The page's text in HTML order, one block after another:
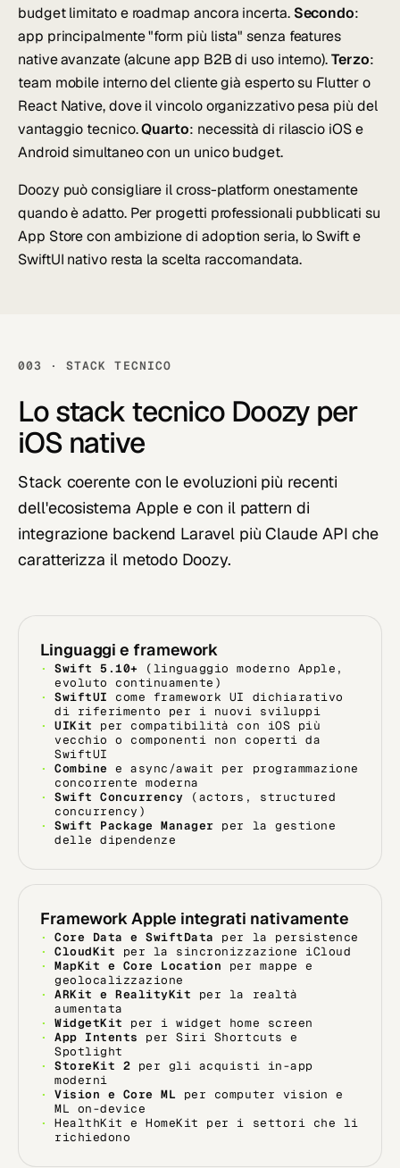
budget limitato e roadmap ancora incerta. Secondo:
app principalmente "form più lista" senza features
native avanzate (alcune app B2B di uso interno).Terzo:
team mobile interno del cliente già esperto su Flutter o
React Native, dove il vincolo organizzativo pesa più del
vantaggio tecnico.Quarto: necessità di rilascio iOS e
Android simultaneo con un unico budget.
Doozy può consigliare il cross-platform onestamente
quando è adatto. Per progetti professionali pubblicati su
App Store con ambizione di adoption seria, lo Swift e
SwiftUI nativo resta la scelta raccomandata.
003 · STACK TECNICO
Lo stack tecnico Doozy per
iOS native
Stack coerente con le evoluzioni più recenti
dell'ecosistema Apple e con il pattern di
integrazione backend Laravel più Claude API che
caratterizza il metodo Doozy.
Linguaggi e framework
Swift 5.10+
(linguaggio moderno Apple,
evoluto continuamente)
SwiftUI come framework UI dichiarativo
di riferimento per i nuovi sviluppi
UIKit per compatibilità con iOS più
vecchio o componenti non coperti da
SwiftUI
Combine e async/await per programmazione
concorrente moderna
Swift Concurrency (actors, structured
concurrency)
Swift Package Manager per la gestione
delle dipendenze
Framework Apple integrati nativamente
Core Data e SwiftData
per la persistence
CloudKit per la sincronizzazione iCloud
MapKit e Core Location per mappe e
geolocalizzazione
ARKit e RealityKit per la realtà
aumentata
WidgetKit per i widget home screen
App Intents
per Siri Shortcuts e
Spotlight
StoreKit 2 per gli acquisti in-app
moderni
Vision e Core ML per computer vision e
ML on-device
HealthKit e HomeKit per i settori che li
richiedono